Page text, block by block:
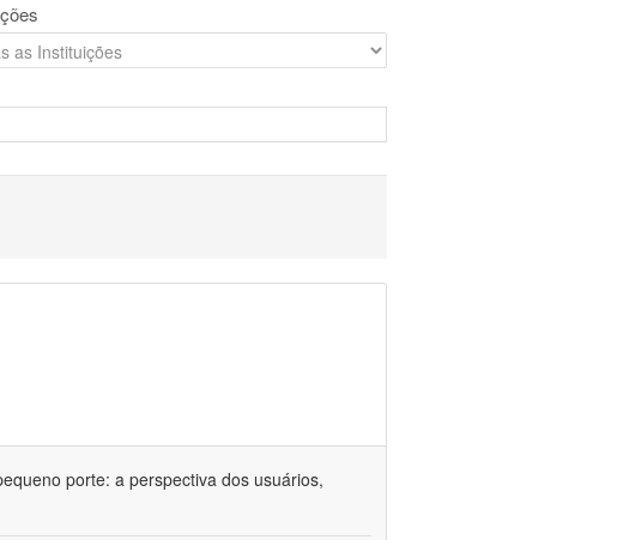
porte: a perspectiva dos usuários,